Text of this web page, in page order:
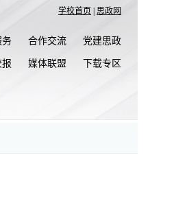
学校首页 思政网
务 合作交流 党建思政
媒体联盟 下载专区